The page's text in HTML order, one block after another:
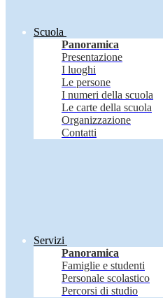
Scuola
Panoramica
Presentazione
I luoghi
Le persone
I numeri della scuola
Le carte della scuola
Organizzazione
Contatti
Servizi
Panoramica
Famiglie e studenti
Personale scolastico
Percorsi di studio